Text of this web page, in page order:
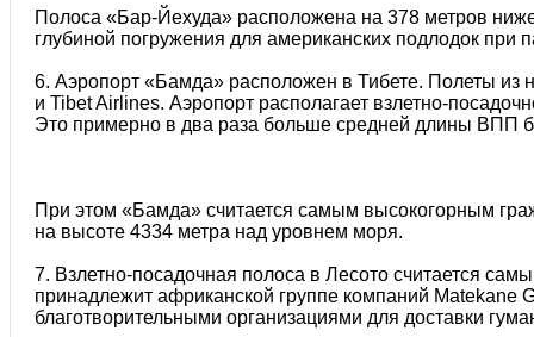
Полоса «Бар-Йехуда» расположена на 378 метров
глубиной погружения для американских подлодок при
6. Аэропорт «Бамда» расположен в Тибете. Полеты из
и Tibet Airlines. Аэропорт располагает взлетно-
Это примерно в два раза больше средней длины ВПП
При этом «Бамда» считается самым высокогорным
на высоте 4334 метра над уровнем моря.
7. Взлетно-посадочная полоса в Лесото считается
принадлежит африканской группе компаний Matekane
благотворительными организациями для доставки